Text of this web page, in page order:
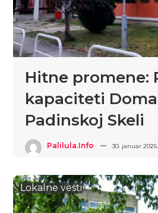
Hitne promene:
kapaciteti
Padinskoj Skeli
Palilula.info 30. januar 2025.
Lokalne vesti